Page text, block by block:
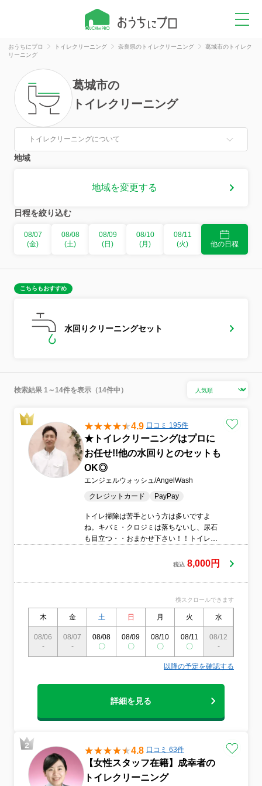
おうちにプロ トイレクリーニング 奈良県のトイレクリーニング
葛城市のトイレク
リーニング
葛城市の
トイレクリーニング
トイレクリーニングについて
地域
地域を変更する
日程を絞り込む
08/07
(金)
08/08
(土)
08/09
(日)
08/10
(月)
08/11
(火)
他の日程
こちらもおすすめ
水回りクリーニングセット
検索結果 1～14件を表示（14件中）
4.9 口コミ 195件
★トイレクリーニングはプロに
お任せ!!他の水回りとのセットも
OK◎
エンジェルウォッシュ/AngelWash
クレジットカード
PayPay
トイレ掃除は苦手という方は多いですよ
ね。キバミ・クロジミは落ちないし、尿石
も目立つ・・おまかせ下さい！！トイレの
カピカに！しかも次亜塩素酸水でトイレ空
年劣化や染色・変色の場合は落ちない場合
プション)もオススメです。※タイル・石材
床はワックス不可お問い合わせ・ご予約お
待ちしております(^_^)※一般タイプの洋式
便座1器のトイレが対象です。男性用小便
器・和式便器はそれぞれ￥5,000(税込)/1器
にて承ります。タンク内部は￥3000(税込)
となります。◆清掃範囲便器 / 便座 / 壁面
(埃取り・除菌剤での拭上げ程度で壁材によ
面 / 扉 / 窓(内側のみ) / 換気扇カバー / ウォシ
ュレット
税込 8,000円
横スクロールできます
木 金 土 日 月 火 水
08/06
-
08/07
-
08/08
〇
08/09
〇
08/10
〇
08/11
〇
08/12
-
以降の予定を確認する
詳細を見る
4.8 口コミ 63件
【女性スタッフ在籍】成幸者の
トイレクリーニング